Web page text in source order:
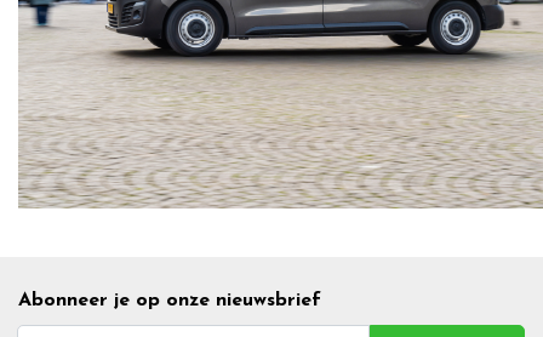
Abonneer je op onze nieuwsbrief